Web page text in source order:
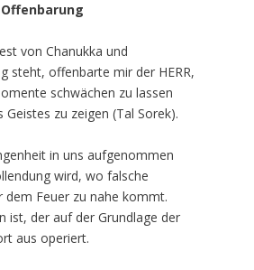
von Chanukka und
steht, offenbarte mir der HERR,
schwächen zu lassen
zu zeigen (Tal Sorek).
in uns aufgenommen
wird, wo falsche
dem Feuer zu nahe kommt.
ist, der auf der Grundlage der
aus operiert.